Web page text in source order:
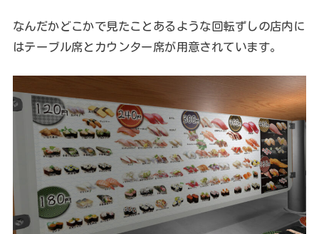
なんだかどこかで見たことあるような回転ずしの店内に
はテーブル席とカウンター席が用意されています。